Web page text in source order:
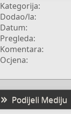
Kategorija
Dodao/la
Datum
Pregleda
Komentara
Ocjena
Podijeli Mediju